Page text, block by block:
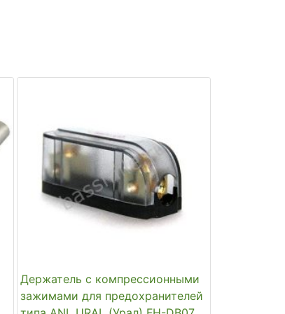
Держатель с компрессионными
зажимами для предохранителей